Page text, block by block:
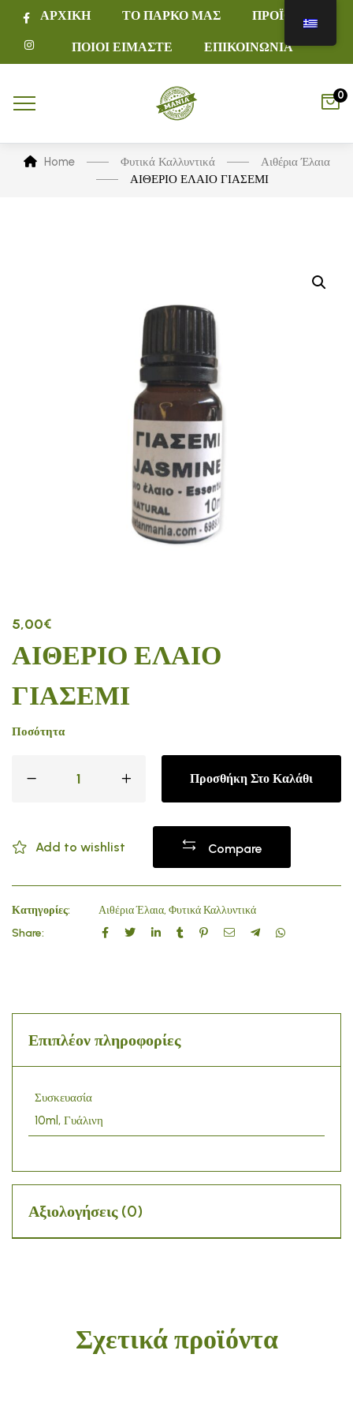
ΑΡΧΙΚΗ ΤΟ ΠΑΡΚΟ ΜΑΣ ΠΡΟΪΟΝΤΑ
ΠΟΙΟΙ ΕΙΜΑΣΤΕ ΕΠΙΚΟΙΝΩΝΙΑ
0
Home Φυτικά Καλλυντικά
Αιθέρια Έλαια
ΑΙΘΕΡΙΟ ΕΛΑΙΟ ΓΙΑΣΕΜΙ
5,00€
ΑΙΘΕΡΙΟ ΕΛΑΙΟ
ΓΙΑΣΕΜΙ
Ποσότητα
Προσθήκη Στο Καλάθι
Add to wishlist Compare
Κατηγορίες: Αιθέρια Έλαια, Φυτικά Καλλυντικά
Share:
Επιπλέον πληροφορίες
Συσκευασία
10ml, Γυάλινη
Αξιολογήσεις (0)
Σχετικά προϊόντα